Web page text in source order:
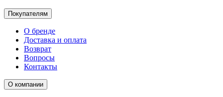
Покупателям
О бренде
Доставка и оплата
Возврат
Вопросы
Контакты
О компании